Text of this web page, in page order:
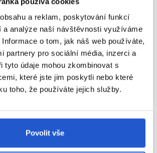
a reklam, poskytování funkcí
a analýze naší návštěvnosti využíváme
o tom, jak náš web používáte,
partnery pro sociální média, inzerci a
tyto údaje mohou zkombinovat s
které jste jim poskytli nebo které
toho, že používáte jejich služby.
Povolit vše
ME+
60ml
Wella Professionals
Wella Koleston Perfect ME+
209 Kč
Koupit
Skladem ㅤ